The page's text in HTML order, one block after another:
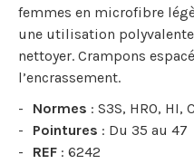
femmes en microfibre
une utilisation
nettoyer. Crampons
l’encrassement.
Normes : S3S, HRO, HI,
Pointures : Du 35 au 47
REF : 6242